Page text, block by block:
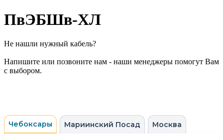
ПвЭБШв-ХЛ
Не нашли нужный кабель?
Напишите или позвоните нам - наши менеджеры помогут Вам
с выбором.
Чебоксары Мариинский Посад Москва